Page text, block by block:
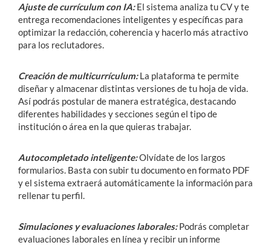
Ajuste de currículum con IA:El sistema analiza tu CV y te
entrega recomendaciones inteligentes y específicas para
optimizar la redacción, coherencia y hacerlo más atractivo
para los reclutadores.
Creación de multicurrículum:La plataforma te permite
diseñar y almacenar distintas versiones de tu hoja de vida.
Así podrás postular de manera estratégica, destacando
diferentes habilidades y secciones según el tipo de
institución o área en la que quieras trabajar.
Autocompletado inteligente:Olvídate de los largos
formularios. Basta con subir tu documento en formato PDF
y el sistema extraerá automáticamente la información para
rellenar tu perfil.
Simulaciones y evaluaciones laborales:Podrás completar
evaluaciones laborales en línea y recibir un informe